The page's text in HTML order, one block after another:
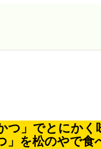
つ」でとにかく
」を松のやで食